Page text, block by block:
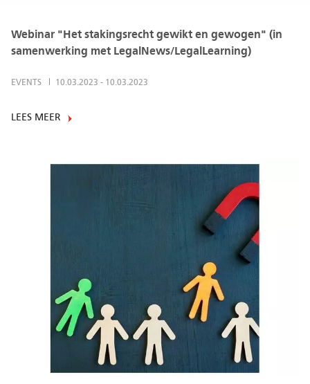
Webinar "Het stakingsrecht gewikt en gewogen" (in
samenwerking met LegalNews/LegalLearning)
EVENTS 10.03.2023 - 10.03.2023
LEES MEER